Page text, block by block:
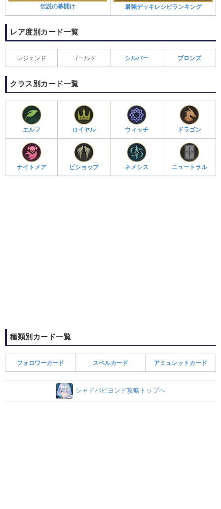
伝説の幕開け 最強デッキレシピランキング
レア度別カード一覧
レジェンド ゴールド シルバー ブロンズ
クラス別カード一覧
エルフ ロイヤル ウィッチ ドラゴン
ナイトメア ビショップ ネメシス ニュートラル
種類別カード一覧
フォロワーカード スペルカード アミュレットカード
シャドバビヨンド攻略トップへ